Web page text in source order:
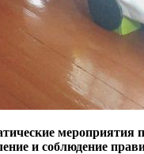
мероприятия
и соблюдение